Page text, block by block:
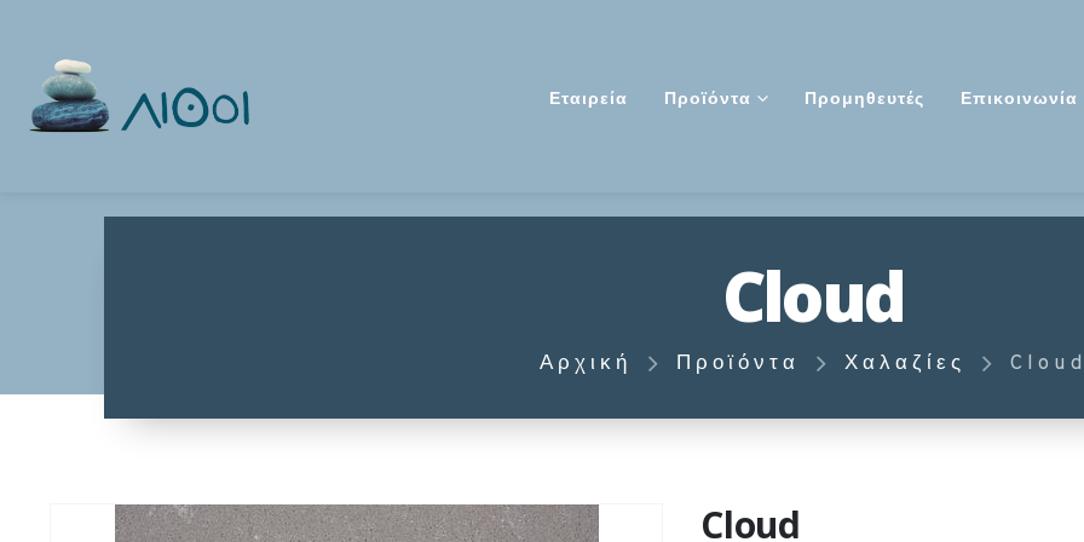
Εταιρεία Προϊόντα Προμηθευτές Επικοινωνία
Cloud
Αρχική Προϊόντα Χαλαζίες
Cloud